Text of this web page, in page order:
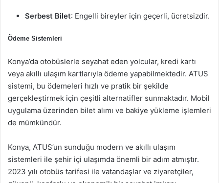
Serbest Bilet: Engelli bireyler için geçerli, ücretsizdir.
Ödeme Sistemleri
Konya’da otobüslerle seyahat eden yolcular, kredi kartı
veya akıllı ulaşım kartlarıyla ödeme yapabilmektedir. ATUS
sistemi, bu ödemeleri hızlı ve pratik bir şekilde
gerçekleştirmek için çeşitli alternatifler sunmaktadır. Mobil
uygulama üzerinden bilet alımı ve bakiye yükleme işlemleri
de mümkündür.
Konya, ATUS’un sunduğu modern ve akıllı ulaşım
sistemleri ile şehir içi ulaşımda önemli bir adım atmıştır.
2023 yılı otobüs tarifesi ile vatandaşlar ve ziyaretçiler,